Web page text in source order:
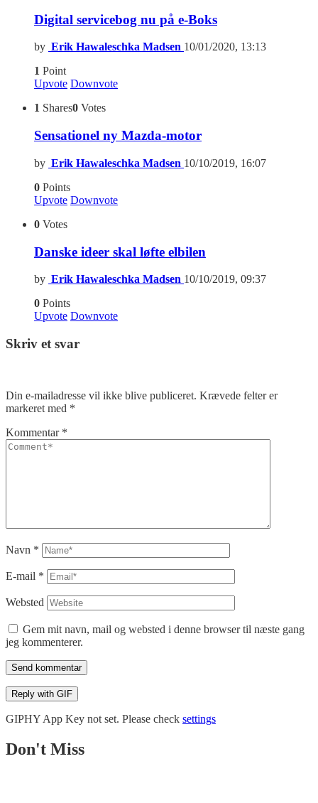
Digital servicebog nu på e-Boks
by Erik Hawaleschka Madsen 10/01/2020, 13:13
1 Point
Upvote Downvote
1 Shares0 Votes
Sensationel ny Mazda-motor
by Erik Hawaleschka Madsen 10/10/2019, 16:07
0 Points
Upvote Downvote
0 Votes
Danske ideer skal løfte elbilen
by Erik Hawaleschka Madsen 10/10/2019, 09:37
0 Points
Upvote Downvote
Skriv et svar
Din e-mailadresse vil ikke blive publiceret. Krævede felter er
markeret med *
Kommentar *
Navn *
E-mail *
Websted
Gem mit navn, mail og websted i denne browser til næste gang
jeg kommenterer.
Send kommentar
Reply with GIF
GIPHY App Key not set. Please check settings
Don't Miss